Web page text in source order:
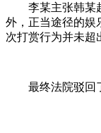
李某主张韩某
外，正当途径的娱
次打赏行为并未超
最终法院驳回